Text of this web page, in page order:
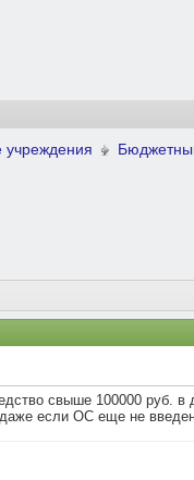
свыше 100000 руб. в
если ОС еще не